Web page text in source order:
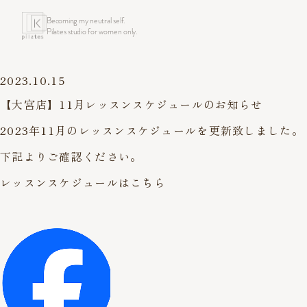
Becoming my neutral self.
Pilates studio for women only.
2023.10.15
【大宮店】11月レッスンスケジュールのお知らせ
2023年11月のレッスンスケジュールを更新致しました。
下記よりご確認ください。
レッスンスケジュールはこちら